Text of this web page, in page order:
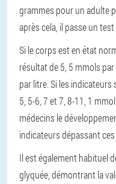
grammes pour un adulte
après cela, il passe un
Si le corps est en état
résultat de 5, 5 mmols
par litre. Si les
5, 5-6, 7 et 7, 8-11, 1
médecins le
indicateurs dépassant
Il est également habituel
glyquée, démontrant la